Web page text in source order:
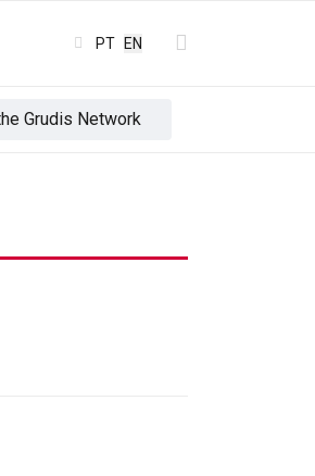
Select your language
PT EN
Grudis Network